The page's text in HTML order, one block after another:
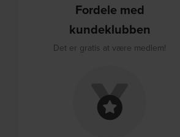
Fordele med
kundeklubben
Det er gratis at være medlem!